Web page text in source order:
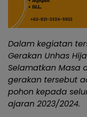
Dalam kegiatan
Gerakan Unhas
Selamatkan Masa
gerakan tersebut
pohon kepada
ajaran 2023/2024.